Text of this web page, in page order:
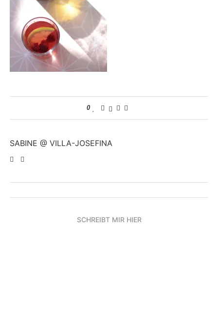
0
SABINE @ VILLA-JOSEFINA
SCHREIBT MIR HIER